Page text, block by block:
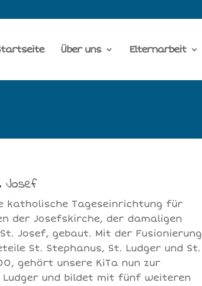
Über uns Elternarbeit
Josef
katholische Tageseinrichtung für
der Josefskirche, der damaligen
Josef, gebaut. Mit der Fusionierung
St. Stephanus, St. Ludger und St.
gehört unsere KiTa nun zur
Ludger und bildet mit fünf weiteren